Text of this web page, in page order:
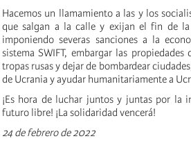
Hacemos un llamamiento a las y los
que salgan a la calle y exijan el fin de la
imponiendo severas sanciones a la
sistema SWIFT, embargar las
tropas rusas y dejar de bombardear
de Ucrania y ayudar humanitariamente a
¡Es hora de luchar juntos y juntas por la
futuro libre! ¡La solidaridad vencerá!
24 de febrero de 2022